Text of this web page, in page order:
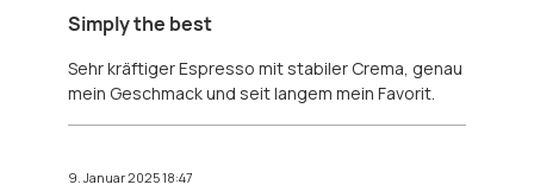
Bewertung mit 5 von 5 Sternen
Simply the best
Sehr kräftiger Espresso mit stabiler Crema, genau
mein Geschmack und seit langem mein Favorit.
9. Januar 2025 18:47